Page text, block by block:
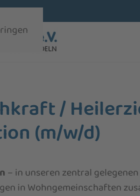
/
(m/w/d)
– in unseren zentral
in Wohngemeinschaften